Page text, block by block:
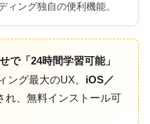
ィング独自の便利機能。
で「24時間学習可能」
ング最大のUX。 iOS／
れ、無料インストール可